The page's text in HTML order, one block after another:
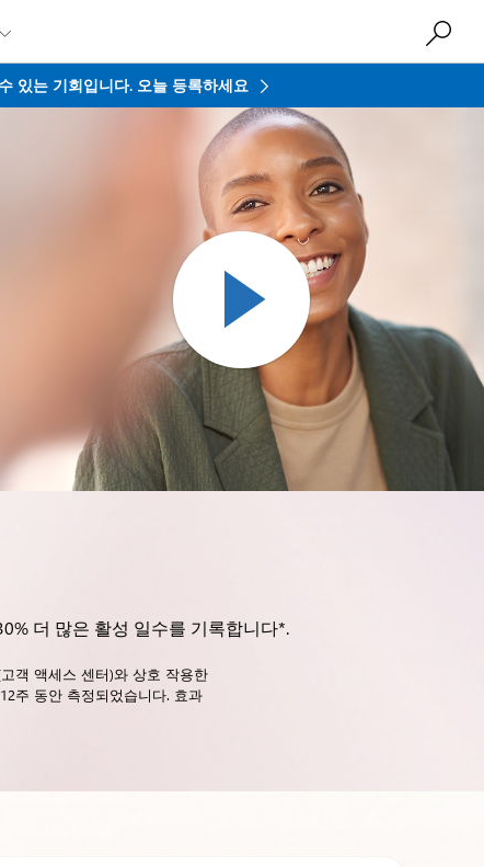

있는 기회입니다. 오늘 등록하세요

더 많은 활성 일수를 기록합니다*.
객 액세스 센터)와 상호 작용한
주 동안 측정되었습니다. 효과